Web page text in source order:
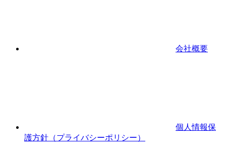
会社概要
個人情報保
護方針（プライバシーポリシー）